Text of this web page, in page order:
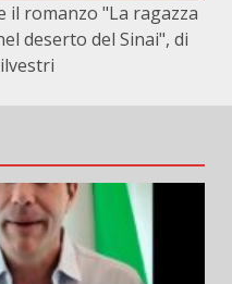
il romanzo "La ragazza
deserto del Sinai", di